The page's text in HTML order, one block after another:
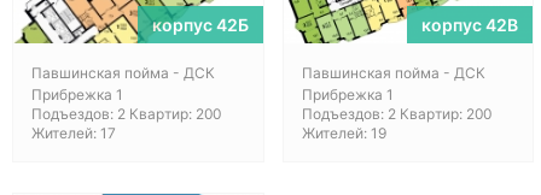
корпус 42Б
Павшинская пойма - ДСК
Прибрежка 1
Подъездов: 2 Квартир: 200
Жителей: 17
корпус 42В
Павшинская пойма - ДСК
Прибрежка 1
Подъездов: 2 Квартир: 200
Жителей: 19